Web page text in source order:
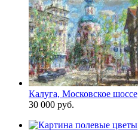
Калуга, Московское шоссе
30 000 руб.